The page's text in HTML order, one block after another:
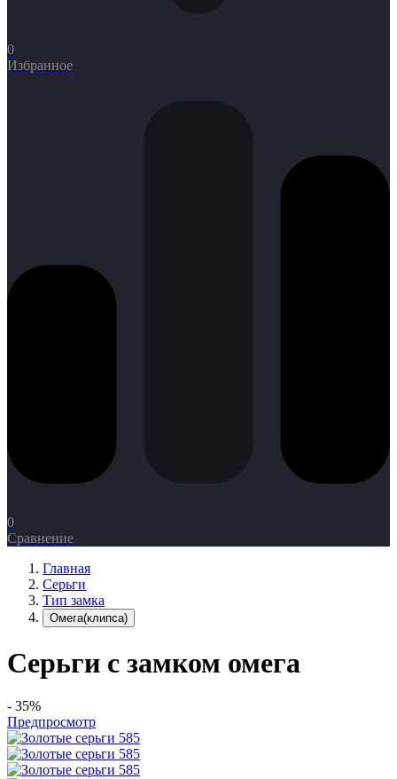
0
Избранное
0
Сравнение
Главная
Серьги
Тип замка
Омега(клипса)
Серьги с замком омега
- 35%
Предпросмотр